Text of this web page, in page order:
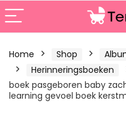
Home Shop
Herinneringsboeken
boek pasgeboren baby
learning gevoel boek